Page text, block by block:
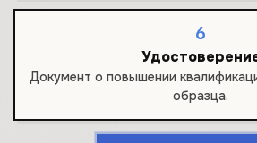
6
Документ о повышении
образца.